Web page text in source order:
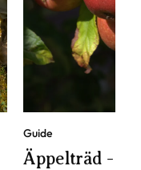
Guide
Äppelträd -